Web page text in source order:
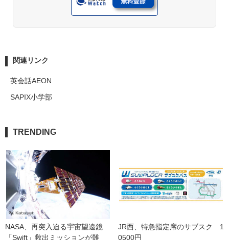
関連リンク
英会話AEON
SAPIX小学部
TRENDING
NASA、再突入迫る宇宙望遠鏡
「Swift」救出ミッションが難
JR西、特急指定席のサブスク　1
0500円